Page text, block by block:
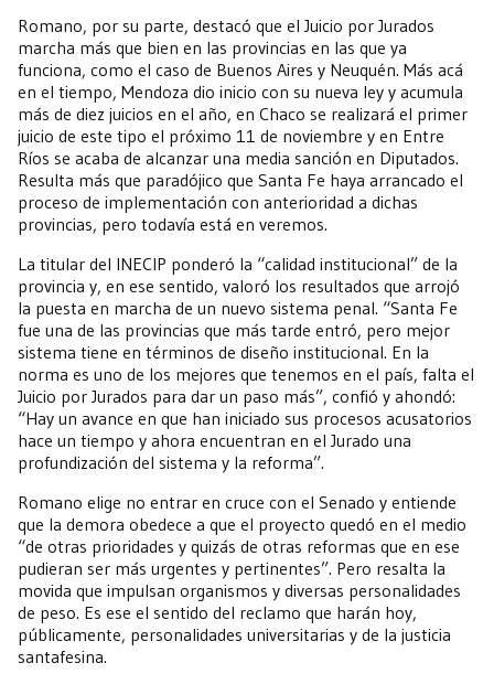
Romano, por su parte, destacó que el Juicio por Jurados
marcha más que bien en las provincias en las que ya
funciona, como el caso de Buenos Aires y Neuquén. Más acá
en el tiempo, Mendoza dio inicio con su nueva ley y acumula
más de diez juicios en el año, en Chaco se realizará el primer
juicio de este tipo el próximo 11 de noviembre y en Entre
Ríos se acaba de alcanzar una media sanción en Diputados.
Resulta más que paradójico que Santa Fe haya arrancado el
proceso de implementación con anterioridad a dichas
provincias, pero todavía está en veremos.
La titular del INECIP ponderó la “calidad institucional” de la
provincia y, en ese sentido, valoró los resultados que arrojó
la puesta en marcha de un nuevo sistema penal. “Santa Fe
fue una de las provincias que más tarde entró, pero mejor
sistema tiene en términos de diseño institucional. En la
norma es uno de los mejores que tenemos en el país, falta el
Juicio por Jurados para dar un paso más”, confió y ahondó:
“Hay un avance en que han iniciado sus procesos acusatorios
hace un tiempo y ahora encuentran en el Jurado una
profundización del sistema y la reforma”.
Romano elige no entrar en cruce con el Senado y entiende
que la demora obedece a que el proyecto quedó en el medio
“de otras prioridades y quizás de otras reformas que en ese
pudieran ser más urgentes y pertinentes”. Pero resalta la
movida que impulsan organismos y diversas personalidades
de peso. Es ese el sentido del reclamo que harán hoy,
públicamente, personalidades universitarias y de la justicia
santafesina.